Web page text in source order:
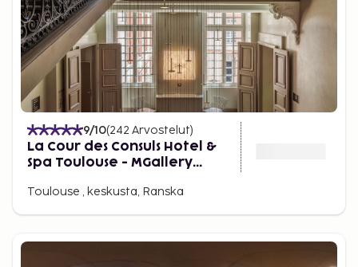
9/10(242 Arvostelut)
La Cour des Consuls Hotel &
Spa Toulouse - MGallery
Toulouse , keskusta, Ranska